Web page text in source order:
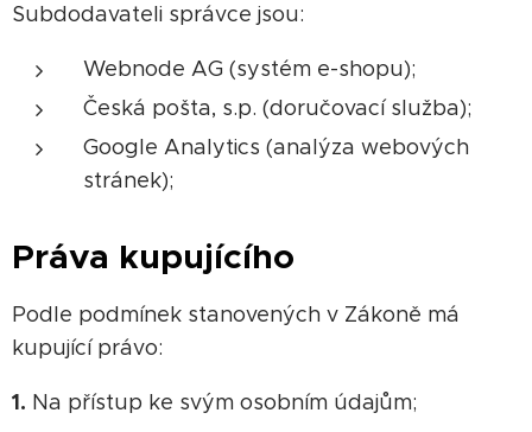
Subdodavateli správce jsou:
Webnode AG (systém e-shopu);
Česká pošta, s.p. (doručovací služba);
Google Analytics (analýza webových
stránek);
Práva kupujícího
Podle podmínek stanovených v Zákoně má
kupující právo:
1. Na přístup ke svým osobním údajům;